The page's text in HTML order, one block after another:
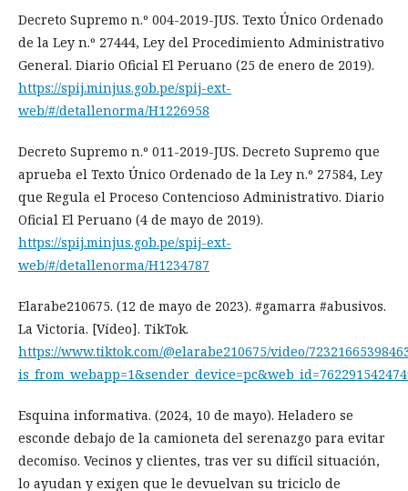
Decreto Supremo n.º 004-2019-JUS. Texto Único Ordenado
de la Ley n.º 27444, Ley del Procedimiento Administrativo
General. Diario Oficial El Peruano (25 de enero de 2019).
https://spij.minjus.gob.pe/spij-ext-
web/#/detallenorma/H1226958
Decreto Supremo n.º 011-2019-JUS. Decreto Supremo que
aprueba el Texto Único Ordenado de la Ley n.º 27584, Ley
que Regula el Proceso Contencioso Administrativo. Diario
Oficial El Peruano (4 de mayo de 2019).
https://spij.minjus.gob.pe/spij-ext-
web/#/detallenorma/H1234787
Elarabe210675. (12 de mayo de 2023). #gamarra #abusivos.
La Victoria. [Vídeo]. TikTok.
https://www.tiktok.com/@elarabe210675/video/
Esquina informativa. (2024, 10 de mayo). Heladero se
esconde debajo de la camioneta del serenazgo para evitar
decomiso. Vecinos y clientes, tras ver su difícil situación,
lo ayudan y exigen que le devuelvan su triciclo de